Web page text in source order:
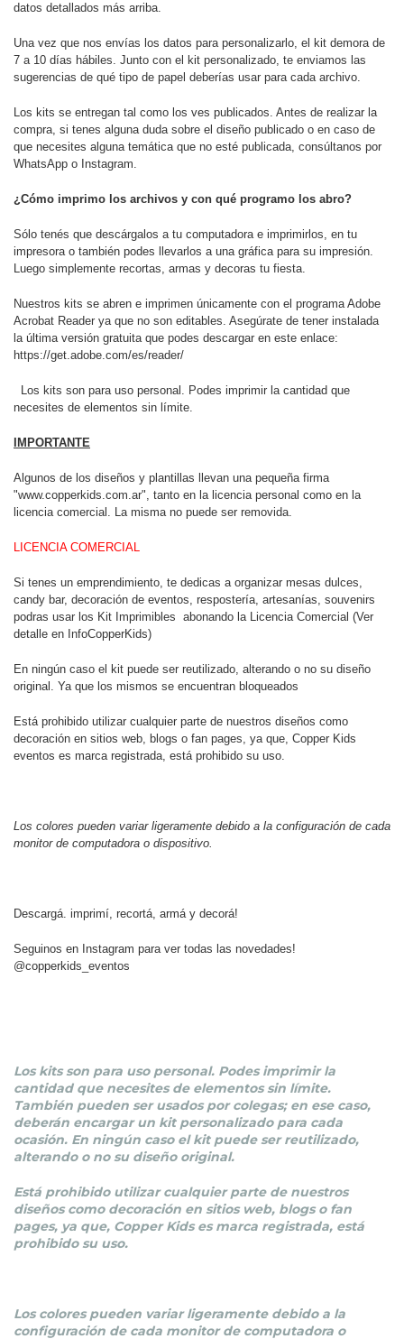
datos detallados más arriba.
Una vez que nos envías los datos para personalizarlo, el kit demora de
7 a 10 días hábiles. Junto con el kit personalizado, te enviamos las
sugerencias de qué tipo de papel deberías usar para cada archivo.
Los kits se entregan tal como los ves publicados. Antes de realizar la
compra, si tenes alguna duda sobre el diseño publicado o en caso de
que necesites alguna temática que no esté publicada, consúltanos por
WhatsApp o Instagram.
¿Cómo imprimo los archivos y con qué programo los abro?
Sólo tenés que descárgalos a tu computadora e imprimirlos, en tu
impresora o también podes llevarlos a una gráfica para su impresión.
Luego simplemente recortas, armas y decoras tu fiesta.
Nuestros kits se abren e imprimen únicamente con el programa Adobe
Acrobat Reader ya que no son editables. Asegúrate de tener instalada
la última versión gratuita que podes descargar en este enlace:
https://get.adobe.com/es/reader/
Los kits son para uso personal. Podes imprimir la cantidad que
necesites de elementos sin límite.
IMPORTANTE
Algunos de los diseños y plantillas llevan una pequeña firma
"www.copperkids.com.ar", tanto en la licencia personal como en la
licencia comercial. La misma no puede ser removida.
LICENCIA COMERCIAL
Si tenes un emprendimiento, te dedicas a organizar mesas dulces,
candy bar, decoración de eventos, respostería, artesanías, souvenirs
podras usar los Kit Imprimibles abonando la Licencia Comercial (Ver
detalle en InfoCopperKids)
En ningún caso el kit puede ser reutilizado, alterando o no su diseño
original. Ya que los mismos se encuentran bloqueados
Está prohibido utilizar cualquier parte de nuestros diseños como
decoración en sitios web, blogs o fan pages, ya que, Copper Kids
eventos es marca registrada, está prohibido su uso.
Los colores pueden variar ligeramente debido a la configuración de cada
monitor de computadora o dispositivo.
Descargá. imprimí, recortá, armá y decorá!
Seguinos en Instagram para ver todas las novedades!
@copperkids_eventos
Los kits son para uso personal. Podes imprimir la
cantidad que necesites de elementos sin límite.
También pueden ser usados por colegas; en ese caso,
deberán encargar un kit personalizado para cada
ocasión. En ningún caso el kit puede ser reutilizado,
alterando o no su diseño original.
Está prohibido utilizar cualquier parte de nuestros
diseños como decoración en sitios web, blogs o fan
pages, ya que, Copper Kids es marca registrada, está
prohibido su uso.
Los colores pueden variar ligeramente debido a la
configuración de cada monitor de computadora o